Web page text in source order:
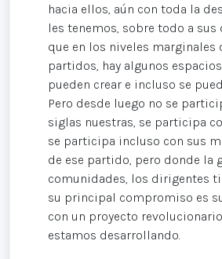
hacia ellos, aún con toda la
les tenemos, sobre todo a sus
que en los niveles marginales
partidos, hay algunos
pueden crear e incluso se
Pero desde luego no se
siglas nuestras, se participa
se participa incluso con sus
de ese partido, pero donde la
comunidades, los dirigentes
su principal compromiso es
con un proyecto
estamos desarrollando.